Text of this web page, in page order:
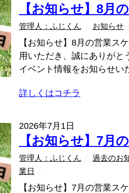
【お知らせ】8月
管理人：ふじくん お知らせ
【お知らせ】8月の営業ス
用いただき、誠にありがと
イベント情報をお知らせ
詳しくはコチラ
2026年7月1日
【お知らせ】7月
管理人：ふじくん 過去のお
業日
【お知らせ】7月の営業ス